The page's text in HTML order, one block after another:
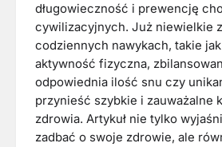
długowieczność i prewencję
cywilizacyjnych. Już niewielkie
codziennych nawykach, takie
aktywność fizyczna,
odpowiednia ilość snu czy
przynieść szybkie i zauważalne
zdrowia. Artykuł nie tylko
zadbać o swoje zdrowie, ale